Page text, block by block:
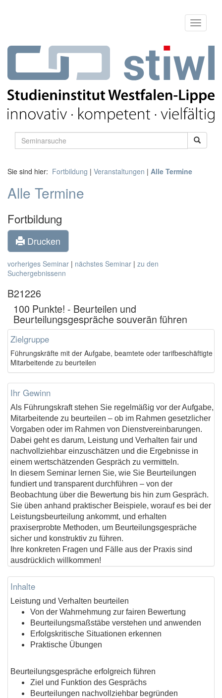
Sie sind hier: Fortbildung | Veranstaltungen | Alle Termine
Alle Termine
Fortbildung
Drucken
vorheriges Seminar | nächstes Seminar | zu den
Suchergebnissenn
B21226
100 Punkte! - Beurteilen und
Beurteilungsgespräche souverän führen
Zielgruppe
Führungskräfte mit der Aufgabe, beamtete oder tarifbeschäftigte
Mitarbeitende zu beurteilen
Ihr Gewinn
Als Führungskraft stehen Sie regelmäßig vor der Aufgabe,
Mitarbeitende zu beurteilen – ob im Rahmen gesetzlicher
Vorgaben oder im Rahmen von Dienstvereinbarungen.
Dabei geht es darum, Leistung und Verhalten fair und
nachvollziehbar einzuschätzen und die Ergebnisse in
einem wertschätzenden Gespräch zu vermitteln.
In diesem Seminar lernen Sie, wie Sie Beurteilungen
fundiert und transparent durchführen – von der
Beobachtung über die Bewertung bis hin zum Gespräch.
Sie üben anhand praktischer Beispiele, worauf es bei der
Leistungsbeurteilung ankommt, und erhalten
praxiserprobte Methoden, um Beurteilungsgespräche
sicher und konstruktiv zu führen.
Ihre konkreten Fragen und Fälle aus der Praxis sind
ausdrücklich willkommen!
Inhalte
Leistung und Verhalten beurteilen
Von der Wahrnehmung zur fairen Bewertung
Beurteilungsmaßstäbe verstehen und anwenden
Erfolgskritische Situationen erkennen
Praktische Übungen
Beurteilungsgespräche erfolgreich führen
Ziel und Funktion des Gesprächs
Beurteilungen nachvollziehbar begründen